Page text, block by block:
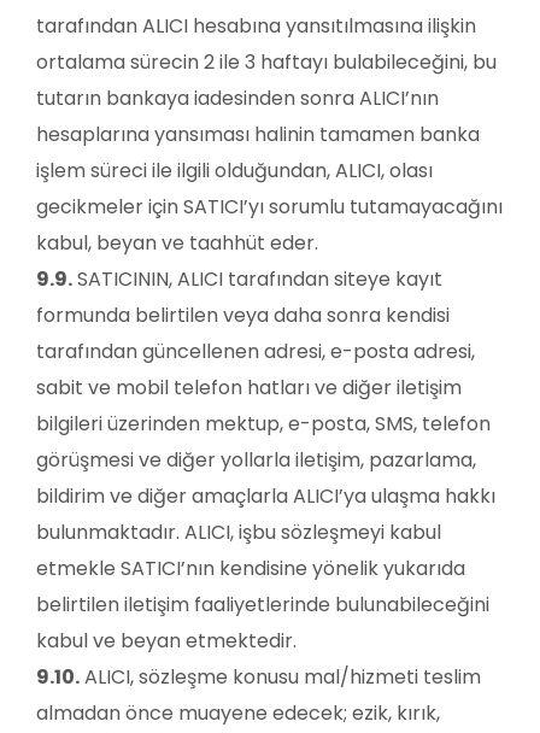
tarafından ALICI hesabına yansıtılmasına ilişkin
ortalama sürecin 2 ile 3 haftayı bulabileceğini, bu
tutarın bankaya iadesinden sonra ALICI’nın
hesaplarına yansıması halinin tamamen banka
işlem süreci ile ilgili olduğundan, ALICI, olası
gecikmeler için SATICI’yı sorumlu tutamayacağını
kabul, beyan ve taahhüt eder.
9.9.SATICININ, ALICI tarafından siteye kayıt
formunda belirtilen veya daha sonra kendisi
tarafından güncellenen adresi, e-posta adresi,
sabit ve mobil telefon hatları ve diğer iletişim
bilgileri üzerinden mektup, e-posta, SMS, telefon
görüşmesi ve diğer yollarla iletişim, pazarlama,
bildirim ve diğer amaçlarla ALICI’ya ulaşma hakkı
bulunmaktadır. ALICI, işbu sözleşmeyi kabul
etmekle SATICI’nın kendisine yönelik yukarıda
belirtilen iletişim faaliyetlerinde bulunabileceğini
kabul ve beyan etmektedir.
9.10.ALICI, sözleşme konusu mal/hizmeti teslim
almadan önce muayene edecek; ezik, kırık,